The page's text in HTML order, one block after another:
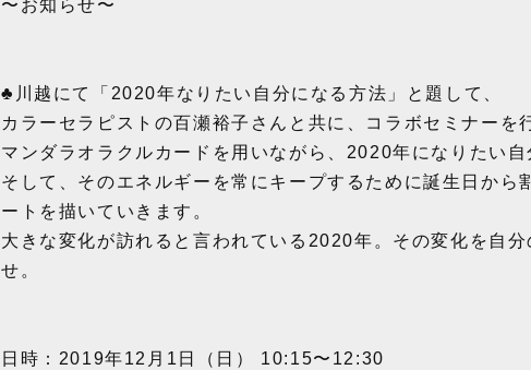
〜お知らせ〜
♣️川越にて「2020年なりたい自分になる方法」と題して、
カラーセラピストの百瀬裕子さんと共に、コラボセミナーを
マンダラオラクルカードを用いながら、2020年になりたい自
そして、そのエネルギーを常にキープするために誕生日か
ートを描いていきます。
大きな変化が訪れると言われている2020年。その変化を自
せ。
日時：2019年12月1日（日） 10:15〜12:30